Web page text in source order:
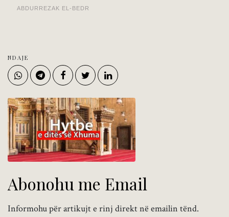
ABDURREZAK EL-BEDR
NDAJE
Abonohu me Email
Informohu për artikujt e rinj direkt në emailin tënd.